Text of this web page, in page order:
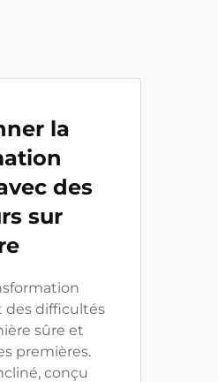
la
des
sur
des difficultés
sûre et
premières.
conçu